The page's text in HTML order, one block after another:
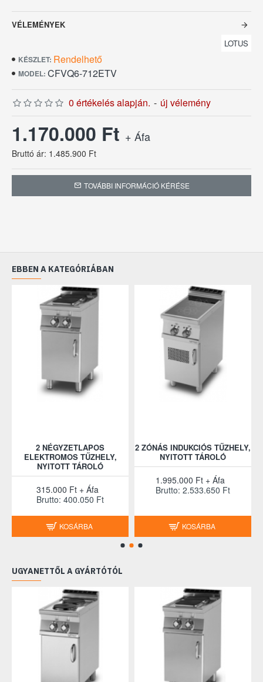
∑ Teljesítmény: 20,92 kW
Sütő méret: 680×360×340h mm
Súly: 146 kg
Garancia: 12hónap
Az ajtó opcionálisan rendelhető, amit az ár nem tartalmaz!
Az euro árfolyam ingadozása miatt az árváltoztatás jogát
fenntartjuk!
VÉLEMÉNYEK
KÉSZLET: Rendelhető
MODEL: CFVQ6-712ETV
LOTUS
0 értékelés alapján. - új vélemény
1.170.000 Ft + Áfa
Bruttó ár: 1.485.900 Ft
TOVÁBBI INFORMÁCIÓ KÉRÉSE
EBBEN A KATEGÓRIÁBAN
2 NÉGYZETLAPOS
ELEKTROMOS TŰZHELY,
NYITOTT TÁROLÓ
315.000 Ft + Áfa
Brutto: 400.050 Ft
KOSÁRBA
2 ZÓNÁS INDUKCIÓS TŰZHELY,
NYITOTT TÁROLÓ
1.995.000 Ft + Áfa
Brutto: 2.533.650 Ft
KOSÁRBA
UGYANETTŐL A GYÁRTÓTÓL